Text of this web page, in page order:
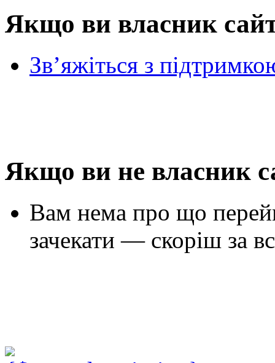
Якщо ви власник
Зв’яжіться з
Якщо ви не власник
Вам нема про що
зачекати — скоріш за